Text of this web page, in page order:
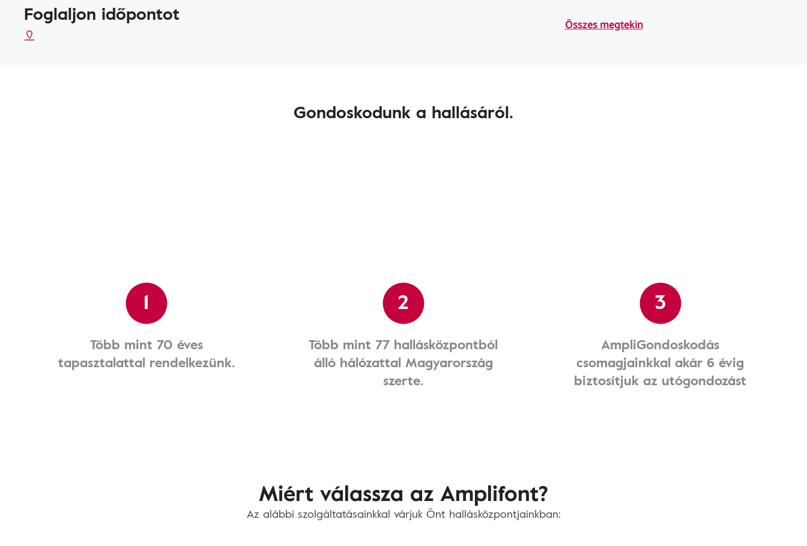
Foglaljon időpontot Összes megtekin
Gondoskodunk a hallásáról.
1
Több mint 70 éves
tapasztalattal rendelkezünk.
2
Több mint 77 hallásközpontból
álló hálózattal Magyarország
szerte.
3
AmpliGondoskodás
csomagjainkkal akár 6 évig
biztosítjuk az utógondozást
Miért válassza az Amplifont?
Az alábbi szolgáltatásainkkal várjuk Önt hallásközpontjainkban: